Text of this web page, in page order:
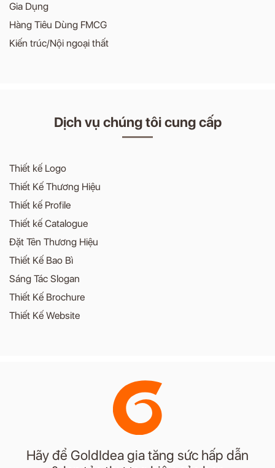
Gia Dụng
Hàng Tiêu Dùng FMCG
Kiến trúc/Nội ngoại thất
Dịch vụ chúng tôi cung cấp
Thiết kế Logo
Thiết Kế Thương Hiệu
Thiết kế Profile
Thiết kế Catalogue
Đặt Tên Thương Hiệu
Thiết Kế Bao Bì
Sáng Tác Slogan
Thiết Kế Brochure
Thiết Kế Website
Hãy để GoldIdea gia tăng sức hấp dẫn